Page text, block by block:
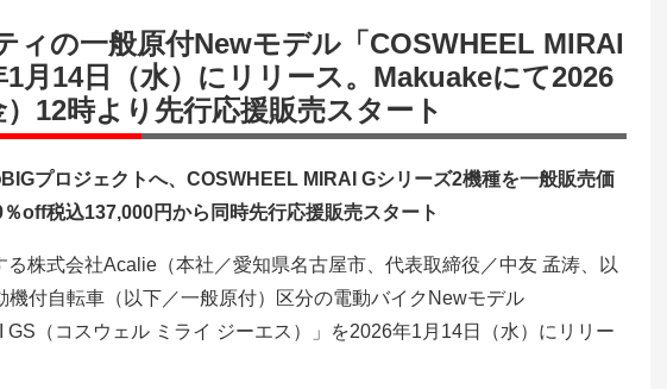
ィの一般原付Newモデル「COSWHEEL MIRAI
1月14日（水）にリリース。Makuakeにて2026
12時より先行応援販売スタート
プロジェクトへ、COSWHEEL MIRAI Gシリーズ2機種を一般販売価
off税込137,000円から同時先行応援販売スタート
る株式会社Acalie（本社／愛知県名古屋市、代表取締役／中友 孟涛、以
機付自転車（以下／一般原付）区分の電動バイクNewモデル
GS（コスウェル ミライ ジーエス）」を2026年1月14日（水）にリリー